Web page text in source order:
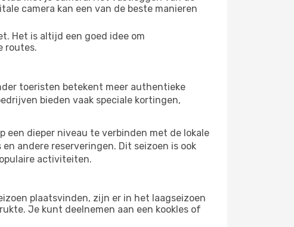
camera kan een van de beste manieren
Het is altijd een goed idee om
routes.
toeristen betekent meer authentieke
bieden vaak speciale kortingen,
een dieper niveau te verbinden met de lokale
andere reserveringen. Dit seizoen is ook
activiteiten.
plaatsvinden, zijn er in het laagseizoen
Je kunt deelnemen aan een kookles of